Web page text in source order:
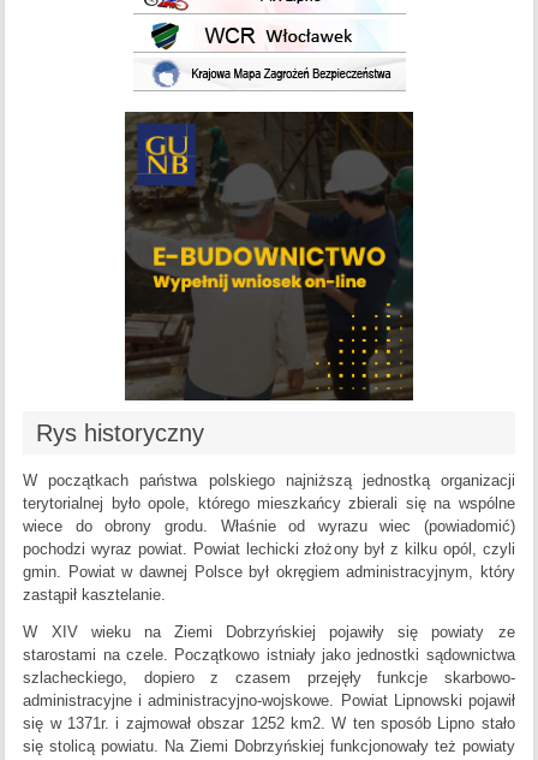
Rys historyczny
W początkach państwa polskiego najniższą jednostką organizacji
terytorialnej było opole, którego mieszkańcy zbierali się na wspólne
wiece do obrony grodu. Właśnie od wyrazu wiec (powiadomić)
pochodzi wyraz powiat. Powiat lechicki złożony był z kilku opól, czyli
gmin. Powiat w dawnej Polsce był okręgiem administracyjnym, który
zastąpił kasztelanie.
W XIV wieku na Ziemi Dobrzyńskiej pojawiły się powiaty ze
starostami na czele. Początkowo istniały jako jednostki sądownictwa
szlacheckiego, dopiero z czasem przejęły funkcje skarbowo-
administracyjne i administracyjno-wojskowe. Powiat Lipnowski pojawił
się w 1371r. i zajmował obszar 1252 km2. W ten sposób Lipno stało
się stolicą powiatu. Na Ziemi Dobrzyńskiej funkcjonowały też powiaty